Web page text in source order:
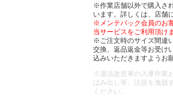
※作業店舗以外で購入さ
います。詳しくは、店舗
※メンテパック会員のお
当サービスをご利用頂け
※ご注文時のサイズ間違
交換、返品返金等お受け
込みいただきますようお
※違法改造車の入庫作業
はみ出し等、法規を逸脱
ください。